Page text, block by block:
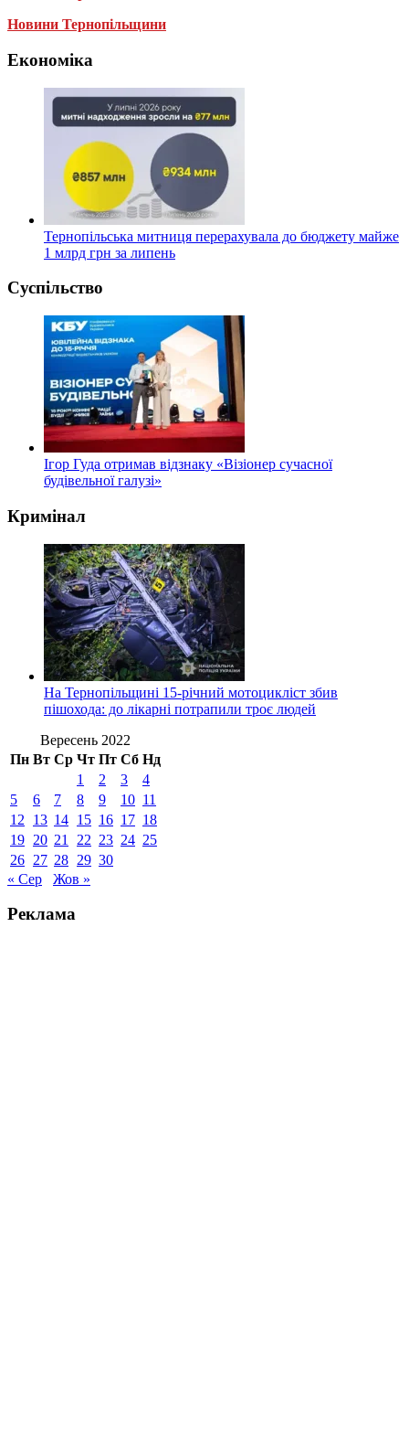
Новини Тернопільщини
Економіка
Тернопільська митниця перерахувала до бюджету майже
1 млрд грн за липень
Суспільство
Ігор Гуда отримав відзнаку «Візіонер сучасної
будівельної галузі»
Кримінал
На Тернопільщині 15-річний мотоцикліст збив
пішохода: до лікарні потрапили троє людей
Вересень 2022
Пн Вт Ср Чт Пт Сб Нд
1
2 3
4
5
6 7 8 9 10 11
12
13 14 15 16 17 18
19 20 21 22 23 24 25
26 27 28 29 30
« Сер
Жов »
Реклама